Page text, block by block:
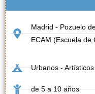
Madrid - Pozuelo
ECAM (Escuela de
Urbanos - Artísticos
de 5 a 10 años